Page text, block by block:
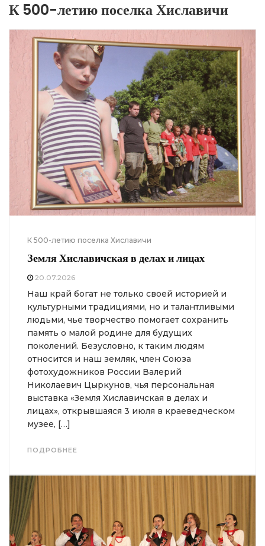
К 500-летию поселка Хиславичи
К 500-летию поселка Хиславичи
Земля Хиславичская в делах и лицах
20.07.2026
Наш край богат не только своей историей и
культурными традициями, но и талантливыми
людьми, чье творчество помогает сохранить
память о малой родине для будущих
поколений. Безусловно, к таким людям
относится и наш земляк, член Союза
фотохудожников России Валерий
Николаевич Цыркунов, чья персональная
выставка «Земля Хиславичская в делах и
лицах», открывшаяся 3 июля в краеведческом
музее, […]
ПОДРОБНЕЕ